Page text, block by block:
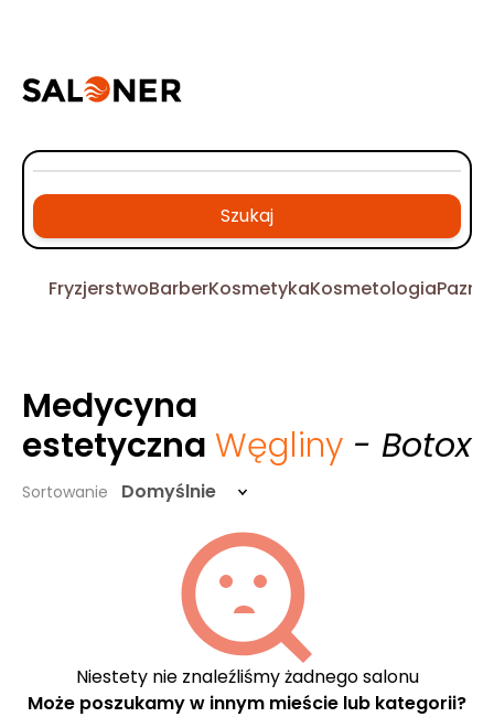
Szukaj
FryzjerstwoBarberKosmetykaKosmetologia
Medycyna
estetyczna Węgliny - Botox
Sortowanie Domyślnie
Niestety nie znaleźliśmy żadnego salonu
Może poszukamy w innym mieście lub kategorii?